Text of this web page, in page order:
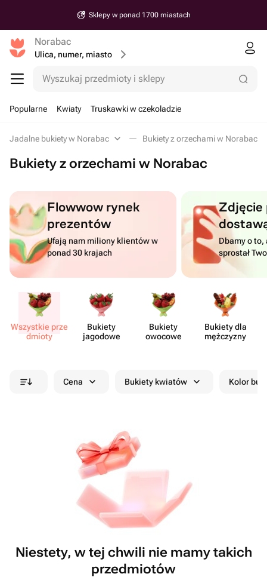
Sklepy w ponad 1700 miastach
Norabac
Ulica, numer, miasto
Wyszukaj przedmioty i sklepy
Popularne Kwiaty Truskawki w czekoladzie
Jadalne bukiety w Norabac Bukiety z orzechami w Norabac
Bukiety z orzechami w Norabac
Flowwow rynek
prezentów
Ufają nam miliony klientów w
ponad 30 krajach
Dbamy o to,
sprostał
Wszystkie prze​
dmioty
Bukiety
jagodowe
Bukiety
owocowe
Bukiety dla
mężczyzny
Cena Bukiety kwiatów Kolor
Niestety, w tej chwili nie mamy takich
przedmiotów